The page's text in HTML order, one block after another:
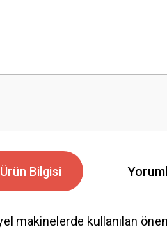
Ürün Bilgisi
makinelerde kullanılan